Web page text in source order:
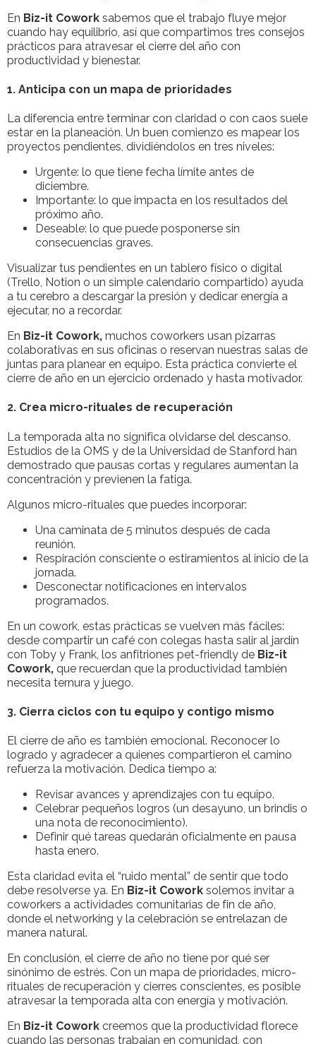
En Biz-it Cowork sabemos que el trabajo fluye mejor
cuando hay equilibrio, así que compartimos tres consejos
prácticos para atravesar el cierre del año con
productividad y bienestar.
1. Anticipa con un mapa de prioridades
La diferencia entre terminar con claridad o con caos suele
estar en la planeación. Un buen comienzo es mapear los
proyectos pendientes, dividiéndolos en tres niveles:
Urgente: lo que tiene fecha límite antes de
diciembre.
Importante: lo que impacta en los resultados del
próximo año.
Deseable: lo que puede posponerse sin
consecuencias graves.
Visualizar tus pendientes en un tablero físico o digital
(Trello, Notion o un simple calendario compartido) ayuda
a tu cerebro a descargar la presión y dedicar energía a
ejecutar, no a recordar.
En Biz-it Cowork, muchos coworkers usan pizarras
colaborativas en sus oficinas o reservan nuestras salas de
juntas para planear en equipo. Esta práctica convierte el
cierre de año en un ejercicio ordenado y hasta motivador.
2. Crea micro-rituales de recuperación
La temporada alta no significa olvidarse del descanso.
Estudios de la OMS y de la Universidad de Stanford han
demostrado que pausas cortas y regulares aumentan la
concentración y previenen la fatiga.
Algunos micro-rituales que puedes incorporar:
Una caminata de 5 minutos después de cada
reunión.
Respiración consciente o estiramientos al inicio de la
jornada.
Desconectar notificaciones en intervalos
programados.
En un cowork, estas prácticas se vuelven más fáciles:
desde compartir un café con colegas hasta salir al jardín
con Toby y Frank, los anfitriones pet-friendly de Biz-it
Cowork, que recuerdan que la productividad también
necesita ternura y juego.
3. Cierra ciclos con tu equipo y contigo mismo
El cierre de año es también emocional. Reconocer lo
logrado y agradecer a quienes compartieron el camino
refuerza la motivación. Dedica tiempo a:
Revisar avances y aprendizajes con tu equipo.
Celebrar pequeños logros (un desayuno, un brindis o
una nota de reconocimiento).
Definir qué tareas quedarán oficialmente en pausa
hasta enero.
Esta claridad evita el “ruido mental” de sentir que todo
debe resolverse ya. En Biz-it Cowork solemos invitar a
coworkers a actividades comunitarias de fin de año,
donde el networking y la celebración se entrelazan de
manera natural.
En conclusión, el cierre de año no tiene por qué ser
sinónimo de estrés. Con un mapa de prioridades, micro-
rituales de recuperación y cierres conscientes, es posible
atravesar la temporada alta con energía y motivación.
En Biz-it Cowork creemos que la productividad florece
cuando las personas trabajan en comunidad, con